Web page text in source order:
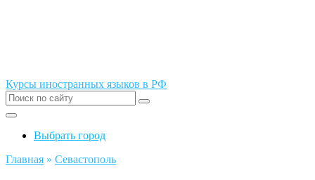
Курсы иностранных языков в РФ
Выбрать город
Главная » Севастополь